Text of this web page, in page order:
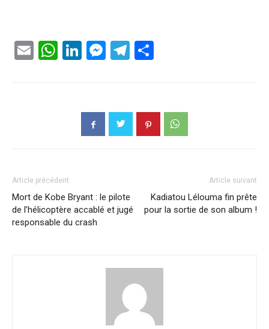
EmailWhatsApp
LinkedIn
Messenger
Telegram
Article précédent
Mort de Kobe Bryant : le pilote
de l’hélicoptère accablé et jugé
responsable du crash
Article suivant
Kadiatou Lélouma fin prête
pour la sortie de son album !